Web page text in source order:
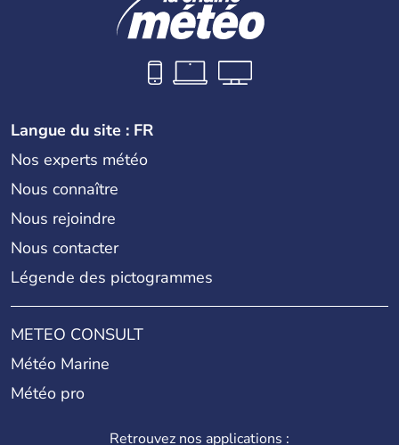
Langue du site : FR
Nos experts météo
Nous connaître
Nous rejoindre
Nous contacter
Légende des pictogrammes
METEO CONSULT
Météo Marine
Météo pro
Retrouvez nos applications :